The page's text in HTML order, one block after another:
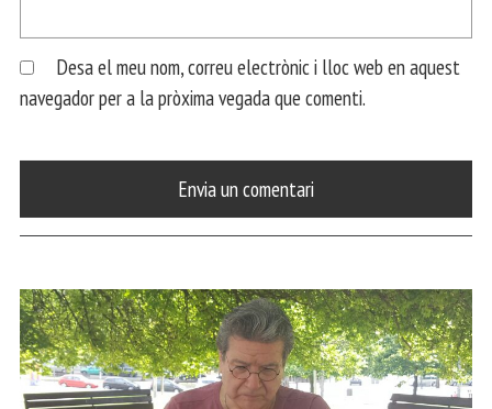
Desa el meu nom, correu electrònic i lloc web en aquest
navegador per a la pròxima vegada que comenti.